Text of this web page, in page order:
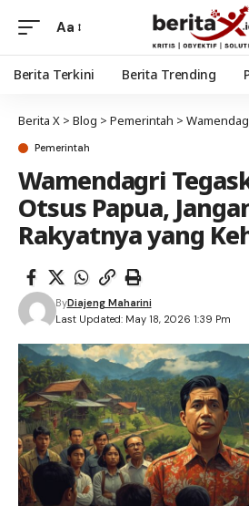
Aa
Berita Terkini Berita Trending
Berita X > Blog > Pemerintah > Wamendagri Tegaskan
Pemerintah
Wamendagri
Otsus Papua,
Rakyatnya yang
Last Updated: May 18, 2026 1:39 Pm
ByDiajeng Maharini